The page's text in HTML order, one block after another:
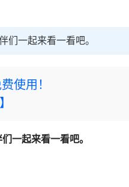
们一起来看一看吧。
使用！
】
一起来看一看吧。